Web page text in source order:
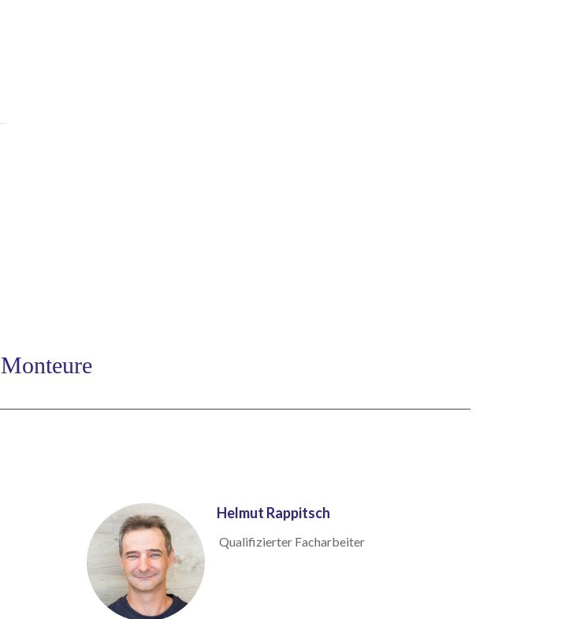
Monteure
Helmut Rappitsch
Qualifizierter Facharbeiter